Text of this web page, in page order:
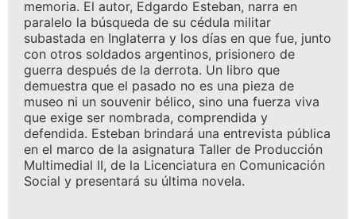
memoria. El autor, Edgardo Esteban, narra en
paralelo la búsqueda de su cédula militar
subastada en Inglaterra y los días en que fue, junto
con otros soldados argentinos, prisionero de
guerra después de la derrota. Un libro que
demuestra que el pasado no es una pieza de
museo ni un souvenir bélico, sino una fuerza viva
que exige ser nombrada, comprendida y
defendida. Esteban brindará una entrevista pública
en el marco de la asignatura Taller de Producción
Multimedial II, de la Licenciatura en Comunicación
Social y presentará su última novela.